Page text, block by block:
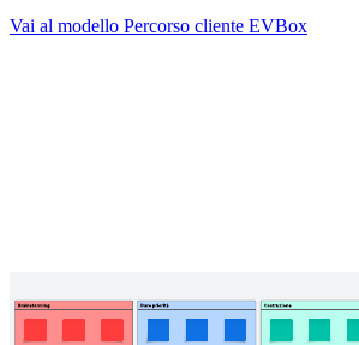
Vai al modello Percorso cliente EVBox